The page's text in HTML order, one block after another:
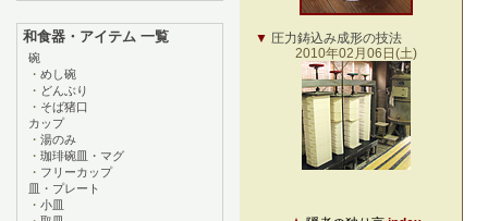
▼ 圧力鋳込み成形の技法
2010年02月06日(土)
和食器・アイテム 一覧
碗
・ めし碗
・ どんぶり
・ そば猪口
カップ
・ 湯のみ
・ 珈琲碗皿・マグ
・ フリーカップ
皿・プレート
・ 小皿